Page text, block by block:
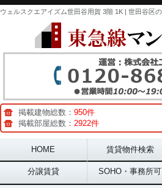
掲載建物総数： 950件
掲載部屋総数： 2922件
Main menu
HOME 賃貸物件検索
分譲賃貸 SOHO・事務所可